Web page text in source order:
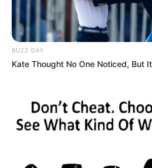
BUZZ DAY
Kate Thought No One Noticed, But